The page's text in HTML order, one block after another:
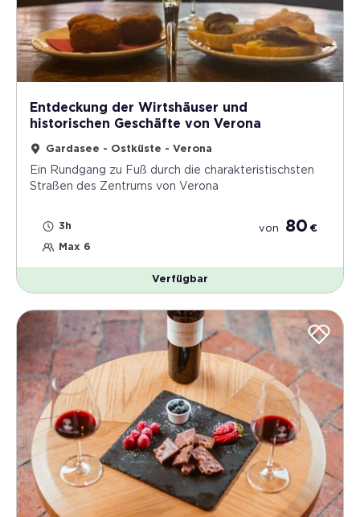
Entdeckung der Wirtshäuser und
historischen Geschäfte von Verona
Gardasee - Ostküste - Verona
Ein Rundgang zu Fuß durch die charakteristischsten
Straßen des Zentrums von Verona
3h
Max 6
von 80 €
Verfügbar